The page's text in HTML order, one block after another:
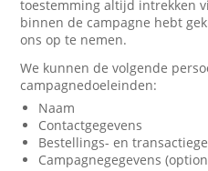
toestemming altijd intrekken
binnen de campagne hebt
ons op te nemen.
We kunnen de volgende
campagnedoeleinden:
Naam
Contactgegevens
Bestellings- en
Campagnegegevens